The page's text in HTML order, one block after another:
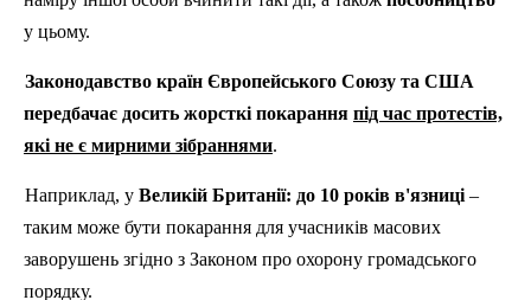
у цьому.
Законодавство країн Європейського Союзу та США
передбачає досить жорсткі покарання під час протестів,
які не є мирними зібраннями.
Наприклад, у Великій Британії: до 10 років в'язниці –
таким може бути покарання для учасників масових
заворушень згідно з Законом про охорону громадського
порядку.